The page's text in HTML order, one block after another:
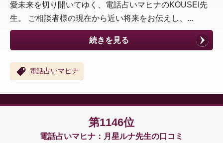
愛未来を切り開いてゆく、電話占いマヒナのKOUSEI先
生。 ご相談者様の現在から近い将来をお伝えし、...
続きを見る
電話占いマヒナ
第1146位
電話占いマヒナ：月星ルナ先生の口コミ